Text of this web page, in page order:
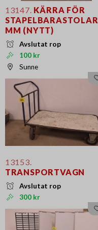
13147. KÄRRA FÖR
STAPELBARASTOLAR
MM (NYTT)
Avslutat rop
100 kr
Sunne
13153.
TRANSPORTVAGN
Avslutat rop
300 kr